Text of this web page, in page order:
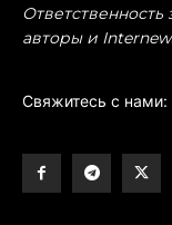
авторы и
Свяжитесь с нами: